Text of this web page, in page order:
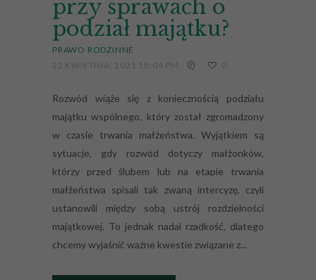
przy sprawach o
podział majątku?
PRAWO RODZINNE
22 KWIETNIA, 2021 18:04 PM
0
Rozwód wiąże się z koniecznością podziału
majątku wspólnego, który został zgromadzony
w czasie trwania małżeństwa. Wyjątkiem są
sytuacje, gdy rozwód dotyczy małżonków,
którzy przed ślubem lub na etapie trwania
małżeństwa spisali tak zwaną intercyzę, czyli
ustanowili między sobą ustrój rozdzielności
majątkowej. To jednak nadal rzadkość, dlatego
chcemy wyjaśnić ważne kwestie związane z...